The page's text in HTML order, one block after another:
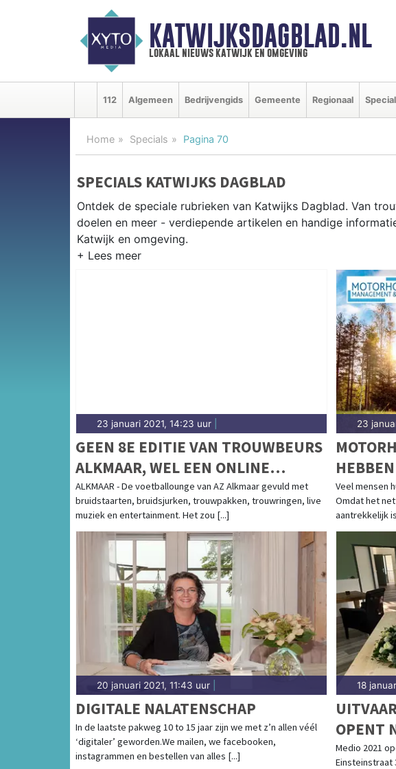
KATWIJKSDAGBLAD.NL
lokaal nieuws katwijk en omgeving
112 Algemeen Bedrijvengids Gemeente Regionaal
Home Specials Pagina 70
SPECIALS KATWIJKS DAGBLAD
Ontdek de speciale rubrieken van Katwijks Dagblad. Van
doelen en meer - verdiepende artikelen en handige
Katwijk en omgeving.
23 januari 2021, 14:23 uur
GEEN 8E EDITIE VAN TROUWBEURS
ALKMAAR, WEL EEN ONLINE
ALTERNATIEF
ALKMAAR - De voetballounge van AZ Alkmaar gevuld met
bruidstaarten, bruidsjurken, trouwpakken, trouwringen, live
muziek en entertainment. Het zou [...]
23
Veel mensen
Omdat het
aantrekkelijk
20 januari 2021, 11:43 uur
DIGITALE NALATENSCHAP
In de laatste pakweg 10 to 15 jaar zijn we met z’n allen véél
‘digitaler’ geworden.We mailen, we facebooken,
instagrammen en bestellen van alles [...]
18
OPENT
Medio 2021
Einsteinstraat